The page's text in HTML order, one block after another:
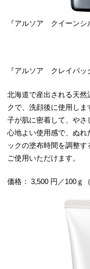
『アルソア クイーンシ
『アルソア クレイパッ
北海道で産出される天然
クで、洗顔後に使用し
子が肌に密着して、や
心地よい使用感で、ぬ
ックの塗布時間を調整
ご使用いただけます。
価格： 3,500 円／100ｇ